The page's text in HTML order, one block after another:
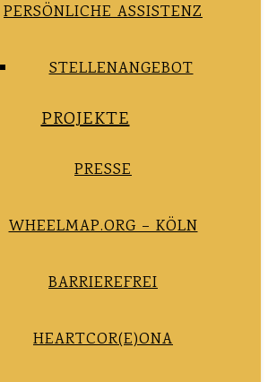
PERSÖNLICHE ASSISTENZ
STELLENANGEBOT
PROJEKTE
PRESSE
WHEELMAP.ORG – KÖLN
BARRIEREFREI
HEARTCOR(E)ONA